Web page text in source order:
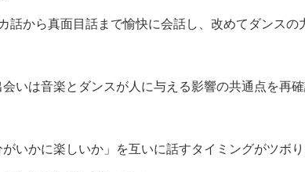
話から真面目話まで愉快に会話し、改めてダンスの
いは音楽とダンスが人に与える影響の共通点を再
いかに楽しいか」を互いに話すタイミングがツボ